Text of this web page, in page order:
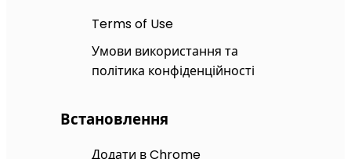
Terms of Use
Умови використання та
політика конфіденційності
Встановлення
Додати в Chrome